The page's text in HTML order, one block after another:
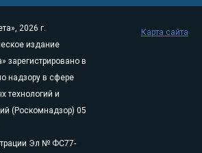
2026 г.
издание
зарегистрировано в
надзору в сфере
технологий и
(Роскомнадзор) 05
Эл № ФС77-
Карта сайта